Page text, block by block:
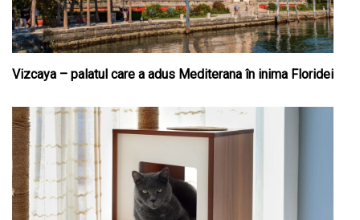
Vizcaya – palatul care a adus Mediterana în inima Floridei